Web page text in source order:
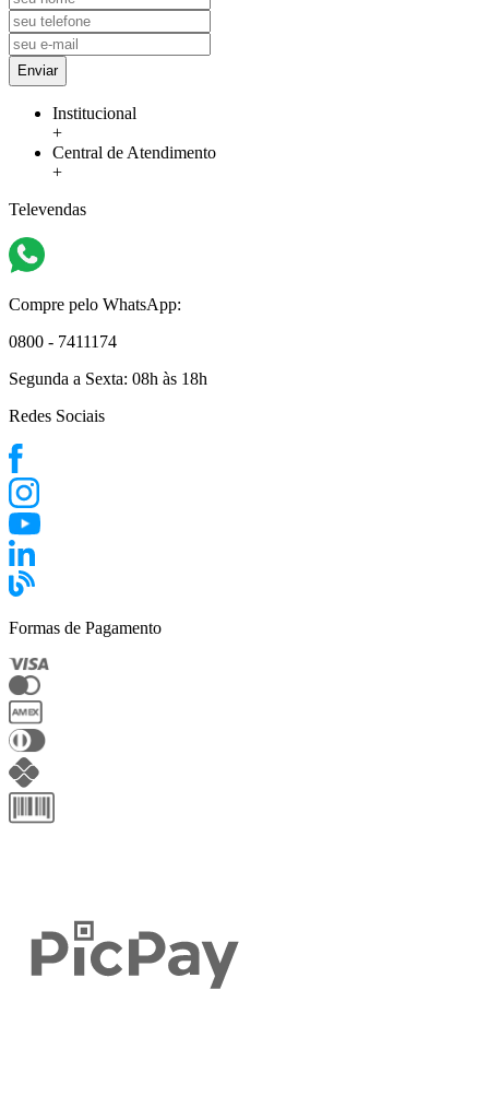
Enviar
Institucional
+
Central de Atendimento
+
Televendas
Compre pelo WhatsApp:
0800 - 7411174
Segunda a Sexta: 08h às 18h
Redes Sociais
Formas de Pagamento